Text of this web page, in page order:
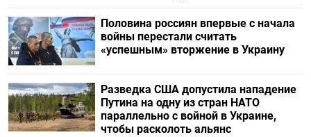
Половина россиян впервые с начала
войны перестали считать
«успешным» вторжение в Украину
Разведка США допустила нападение
Путина на одну из стран НАТО
параллельно с войной в Украине,
чтобы расколоть альянс